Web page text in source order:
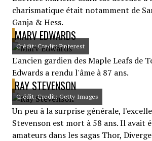
charismatique était notamment de
Ganja & Hess.
MARV EDWARDS
Crédit: Credit: Pinterest
L'ancien gardien des Maple Leafs de
Edwards a rendu l'âme à 87 ans.
RAY STEVENSON
Crédit: Credit: Getty Images
Un peu à la surprise générale,
Stevenson est mort à 58 ans. Il avait
amateurs dans les sagas Thor,